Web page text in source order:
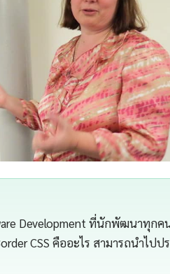
Development ที่นักพัฒนาทุกค
CSS คืออะไร สามารถนำไปป